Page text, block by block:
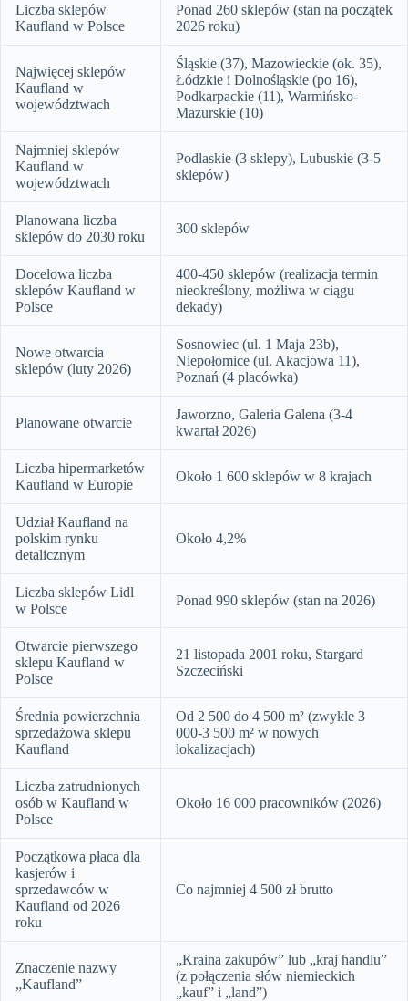
Liczba sklepów
Kaufland w Polsce
Ponad 260 sklepów (stan na początek
2026 roku)
Najwięcej sklepów
Kaufland w
województwach
Śląskie (37), Mazowieckie (ok. 35),
Łódzkie i Dolnośląskie (po 16),
Podkarpackie (11), Warmińsko-
Mazurskie (10)
Najmniej sklepów
Kaufland w
województwach
Podlaskie (3 sklepy), Lubuskie (3-5
sklepów)
Planowana liczba
sklepów do 2030 roku
300 sklepów
Docelowa liczba
sklepów Kaufland w
Polsce
400-450 sklepów (realizacja termin
nieokreślony, możliwa w ciągu
dekady)
Nowe otwarcia
sklepów (luty 2026)
Sosnowiec (ul. 1 Maja 23b),
Niepołomice (ul. Akacjowa 11),
Poznań (4 placówka)
Planowane otwarcie
Jaworzno, Galeria Galena (3-4
kwartał 2026)
Liczba hipermarketów
Kaufland w Europie
Około 1 600 sklepów w 8 krajach
Udział Kaufland na
polskim rynku
detalicznym
Około 4,2%
Liczba sklepów Lidl
w Polsce
Ponad 990 sklepów (stan na 2026)
Otwarcie pierwszego
sklepu Kaufland w
Polsce
21 listopada 2001 roku, Stargard
Szczeciński
Średnia powierzchnia
sprzedażowa sklepu
Kaufland
Od 2 500 do 4 500 m² (zwykle 3
000-3 500 m² w nowych
lokalizacjach)
Liczba zatrudnionych
osób w Kaufland w
Polsce
Około 16 000 pracowników (2026)
Początkowa płaca dla
kasjerów i
sprzedawców w
Kaufland od 2026
roku
Co najmniej 4 500 zł brutto
Znaczenie nazwy
„Kaufland”
„Kraina zakupów” lub „kraj handlu”
(z połączenia słów niemieckich
„kauf” i „land”)